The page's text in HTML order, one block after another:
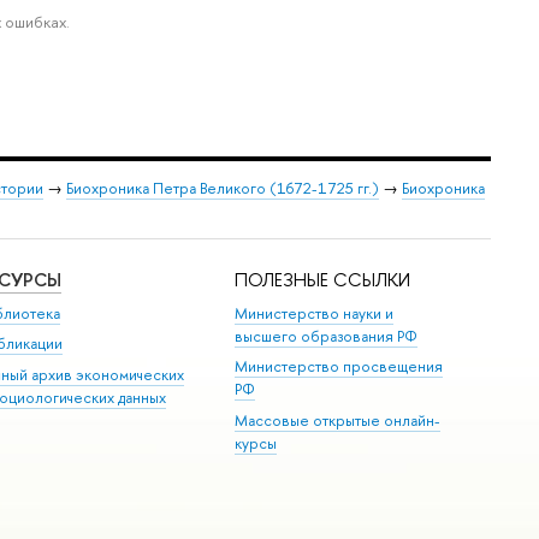
→ Биохроника Петра Великого (1672-1725 гг.) → Биохроника
архив экономических
данных
ПОЛЕЗНЫЕ ССЫЛКИ
Министерство науки и
высшего образования РФ
Министерство просвещения
РФ
Массовые открытые онлайн-
курсы